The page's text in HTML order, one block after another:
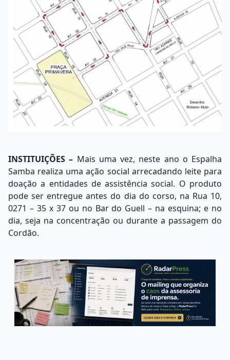
INSTITUIÇÕES – Mais uma vez, neste ano o Espalha
Samba realiza uma ação social arrecadando leite para
doação a entidades de assistência social. O produto
pode ser entregue antes do dia do corso, na Rua 10,
0271 – 35 x 37 ou no Bar do Guell – na esquina; e no
dia, seja na concentração ou durante a passagem do
Cordão.